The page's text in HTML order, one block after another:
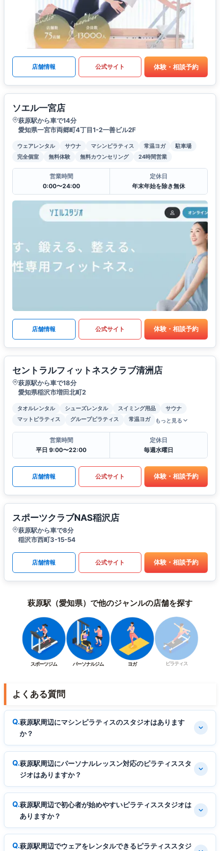
店舗情報 公式サイト 体験・相談予約
ソエル一宮店
萩原駅から車で14分
愛知県一宮市両郷町4丁目1-2一善ビル2F
ウェアレンタル サウナ マシンピラティス 常温ヨガ
駐車場
完全個室
無料体験 無料カウンセリング 24時間営業
営業時間
0:00〜24:00
定休日
年末年始を除き無休
店舗情報 公式サイト 体験・相談予約
セントラルフィットネスクラブ清洲店
萩原駅から車で18分
愛知県稲沢市増田北町2
タオルレンタル シューズレンタル スイミング用品
サウナ
マットピラティス
グループピラティス 常温ヨガ もっと見る
営業時間
平日 9:00〜22:00
定休日
毎週水曜日
店舗情報 公式サイト 体験・相談予約
スポーツクラブNAS稲沢店
萩原駅から車で8分
稲沢市西町3-15-54
店舗情報 公式サイト 体験・相談予約
萩原駅（愛知県）で他のジャンルの店舗を探す
スポーツジム パーソナルジム ヨガ ピラティス
よくある質問
萩原駅周辺にマシンピラティスのスタジオはあります
か？
萩原駅周辺にパーソナルレッスン対応のピラティススタ
ジオはありますか？
萩原駅周辺で初心者が始めやすいピラティススタジオは
ありますか？
萩原駅周辺でウェアをレンタルできるピラティススタジ